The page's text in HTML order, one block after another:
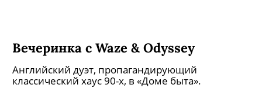
Вечеринка с Waze & Odyssey
Английский дуэт, пропагандирующий
классический хаус 90-х, в «Доме быта».